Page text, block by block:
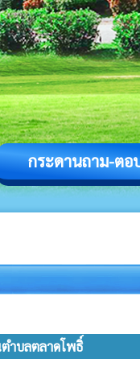
กระดานถาม-ตอ
ตำบลตลาดโพธิ์